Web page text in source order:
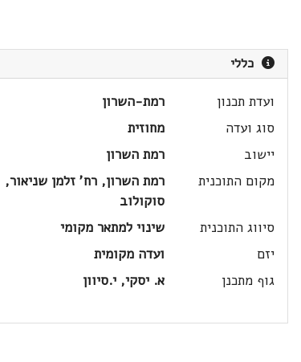
כללי
ועדת תכנון
רמת-השרון
סוג ועדה
מחוזית
יישוב
רמת השרון
מקום התוכנית
רמת השרון, רח' זלמן שניאור,
סוקולוב
סיווג התוכנית
שינוי למתאר מקומי
יזם
ועדה מקומית
גוף מתכנן
א. יסקי, י.סיוון